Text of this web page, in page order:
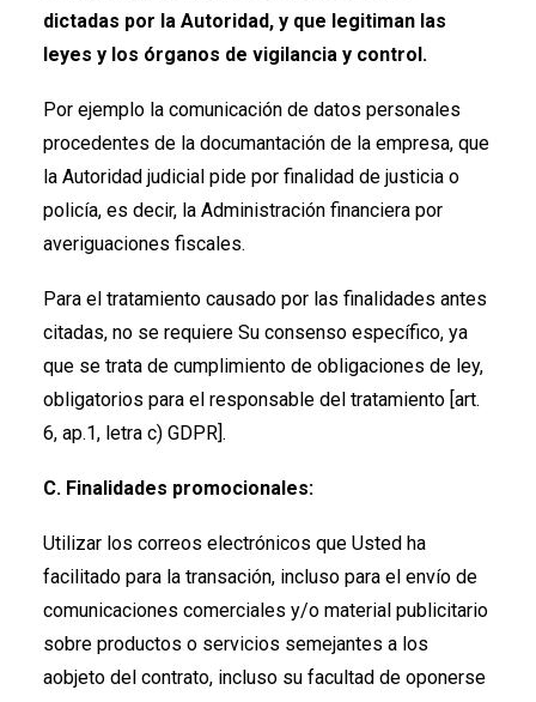
dictadas por la Autoridad, y que legitiman las
leyes y los órganos de vigilancia y control.
Por ejemplo la comunicación de datos personales
procedentes de la documantación de la empresa, que
la Autoridad judicial pide por finalidad de justicia o
policía, es decir, la Administración financiera por
averiguaciones fiscales.
Para el tratamiento causado por las finalidades antes
citadas, no se requiere Su consenso específico, ya
que se trata de cumplimiento de obligaciones de ley,
obligatorios para el responsable del tratamiento [art.
6, ap.1, letra c) GDPR].
C. Finalidades promocionales:
Utilizar los correos electrónicos que Usted ha
facilitado para la transación, incluso para el envío de
comunicaciones comerciales y/o material publicitario
sobre productos o servicios semejantes a los
aobjeto del contrato, incluso su facultad de oponerse